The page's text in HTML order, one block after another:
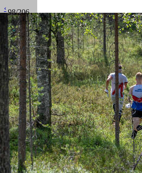
98/206
‹